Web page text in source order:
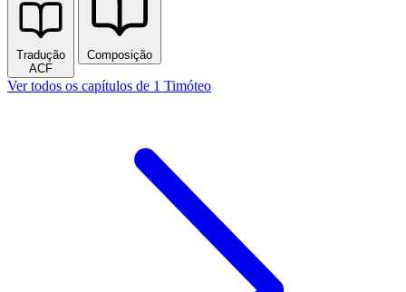
Tradução
ACF
Composição
Ver todos os capítulos de 1 Timóteo